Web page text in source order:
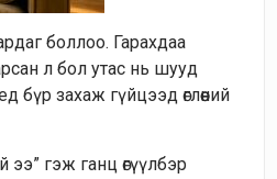
боллоо. Гарахдаа
л бол утас нь шууд
захаж гүйцээд өглөөний
гэж ганц өгүүлбэр